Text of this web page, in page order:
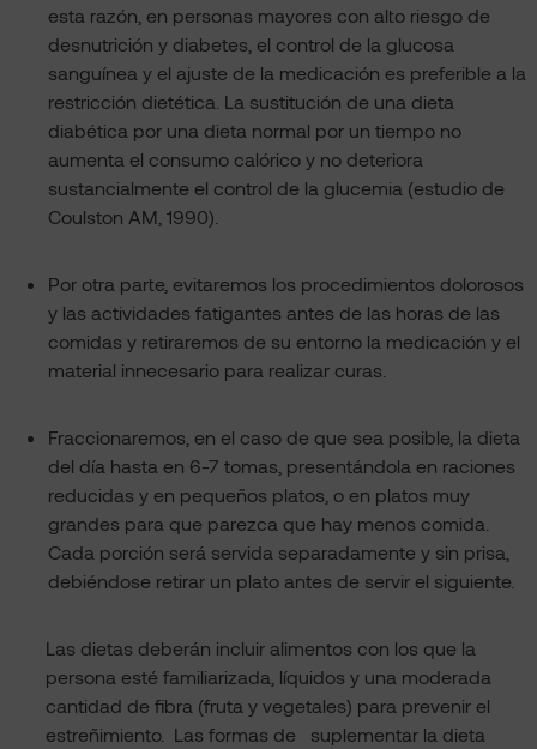
esta razón, en personas mayores con alto riesgo de
desnutrición y diabetes, el control de la glucosa
sanguínea y el ajuste de la medicación es preferible a la
restricción dietética. La sustitución de una dieta
diabética por una dieta normal por un tiempo no
aumenta el consumo calórico y no deteriora
sustancialmente el control de la glucemia (estudio de
Coulston AM, 1990).
Por otra parte, evitaremos los procedimientos dolorosos
y las actividades fatigantes antes de las horas de las
comidas y retiraremos de su entorno la medicación y el
material innecesario para realizar curas.
Fraccionaremos, en el caso de que sea posible, la dieta
del día hasta en 6-7 tomas, presentándola en raciones
reducidas y en pequeños platos, o en platos muy
grandes para que parezca que hay menos comida.
Cada porción será servida separadamente y sin prisa,
debiéndose retirar un plato antes de servir el siguiente.
Las dietas deberán incluir alimentos con los que la
persona esté familiarizada, líquidos y una moderada
cantidad de fibra (fruta y vegetales) para prevenir el
estreñimiento. Las formas de suplementar la dieta